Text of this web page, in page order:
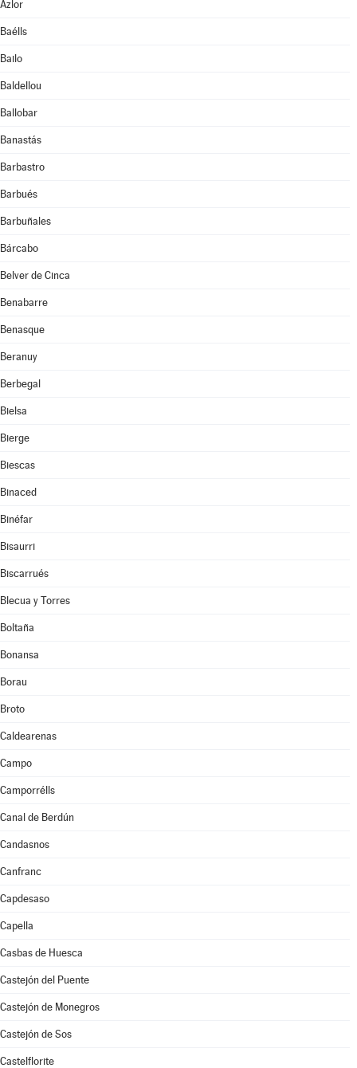
Azlor
Baélls
Bailo
Baldellou
Ballobar
Banastás
Barbastro
Barbués
Barbuñales
Bárcabo
Belver de Cinca
Benabarre
Benasque
Beranuy
Berbegal
Bielsa
Bierge
Biescas
Binaced
Binéfar
Bisaurri
Biscarrués
Blecua y Torres
Boltaña
Bonansa
Borau
Broto
Caldearenas
Campo
Camporrélls
Canal de Berdún
Candasnos
Canfranc
Capdesaso
Capella
Casbas de Huesca
Castejón del Puente
Castejón de Monegros
Castejón de Sos
Castelflorite